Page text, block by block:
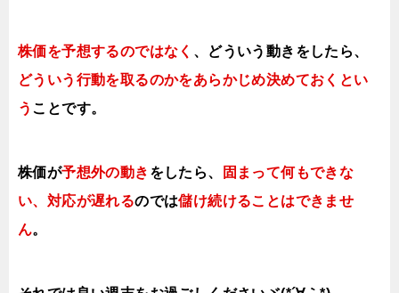
株価を予想するのではなく 、どういう動きをしたら、
どういう行動を取るのかをあらかじめ決めておくとい
う ことです。
株価が予想外の動き をしたら、
固まって何もできな
い、対応が遅れるのでは儲け続けることはできませ
ん。